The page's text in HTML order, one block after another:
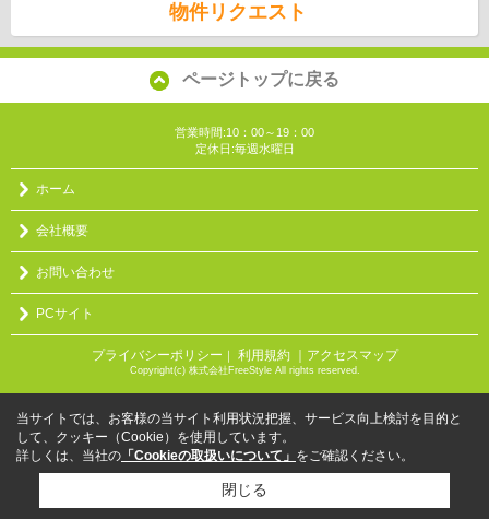
物件リクエスト
ページトップに戻る
営業時間:10：00～19：00
定休日:毎週水曜日
ホーム
会社概要
お問い合わせ
PCサイト
プライバシーポリシー 利用規約 ｜アクセスマップ
Copyright(c) 株式会社FreeStyle All rights reserved.
当サイトでは、お客様の当サイト利用状況把握、サービス向上検討を目的と
して、クッキー（Cookie）を使用しています。
詳しくは、当社の 「Cookieの取扱いについて」 をご確認ください。
閉じる